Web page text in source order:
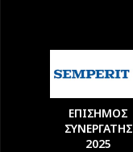
ΕΠΙΣΗΜΟΣ
ΣΥΝΕΡΓΑΤΗΣ
2025